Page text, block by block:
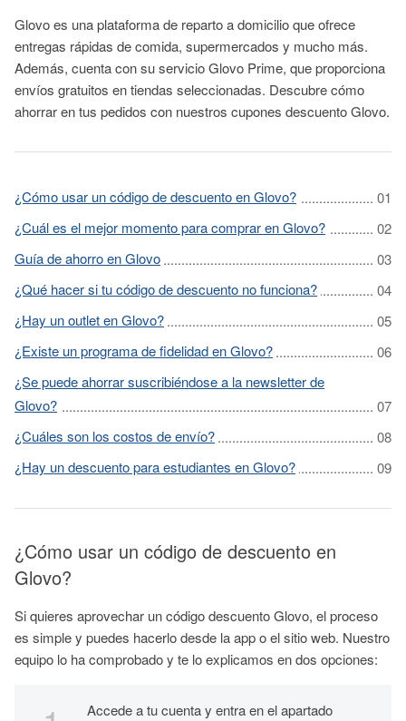
Glovo es una plataforma de reparto a domicilio que ofrece
entregas rápidas de comida, supermercados y mucho más.
Además, cuenta con su servicio Glovo Prime, que proporciona
envíos gratuitos en tiendas seleccionadas. Descubre cómo
ahorrar en tus pedidos con nuestros cupones descuento Glovo.
¿Cómo usar un código de descuento en Glovo?
¿Cuál es el mejor momento para comprar en Glovo?
Guía de ahorro en Glovo
¿Qué hacer si tu código de descuento no funciona?
¿Hay un outlet en Glovo?
¿Existe un programa de fidelidad en Glovo?
¿Se puede ahorrar suscribiéndose a la newsletter de
Glovo?
¿Cuáles son los costos de envío?
¿Hay un descuento para estudiantes en Glovo?
¿Cómo usar un código de descuento en
Glovo?
Si quieres aprovechar un código descuento Glovo, el proceso
es simple y puedes hacerlo desde la app o el sitio web. Nuestro
equipo lo ha comprobado y te lo explicamos en dos opciones:
Accede a tu cuenta y entra en el apartado